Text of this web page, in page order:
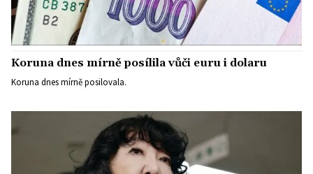
Koruna dnes mírně posílila vůči euru i dolaru
Koruna dnes mírně posilovala.